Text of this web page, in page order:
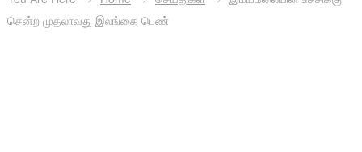
சென்ற முதலாவது இலங்கை பெண்